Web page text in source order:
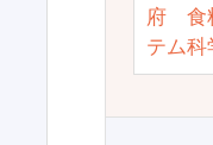
府 食
テム科